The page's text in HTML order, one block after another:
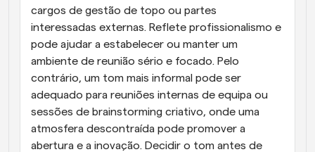
cargos de gestão de topo ou partes
interessadas externas. Reflete profissionalismo e
pode ajudar a estabelecer ou manter um
ambiente de reunião sério e focado. Pelo
contrário, um tom mais informal pode ser
adequado para reuniões internas de equipa ou
sessões de brainstorming criativo, onde uma
atmosfera descontraída pode promover a
abertura e a inovação. Decidir o tom antes de